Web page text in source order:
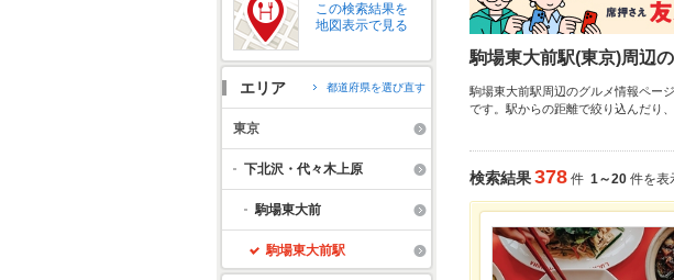
この検索結果を
地図表示で見る
エリア 都道府県を選び直す
東京
下北沢・代々木上原
駒場東大前
駒場東大前駅
駒場東大前駅(東京)周辺
駒場東大前駅周辺のグルメ情報ペー
です。駅からの距離で絞り込んだり
拡大中です。友達どうしの飲み会
検索結果378 件 1～20 件を表